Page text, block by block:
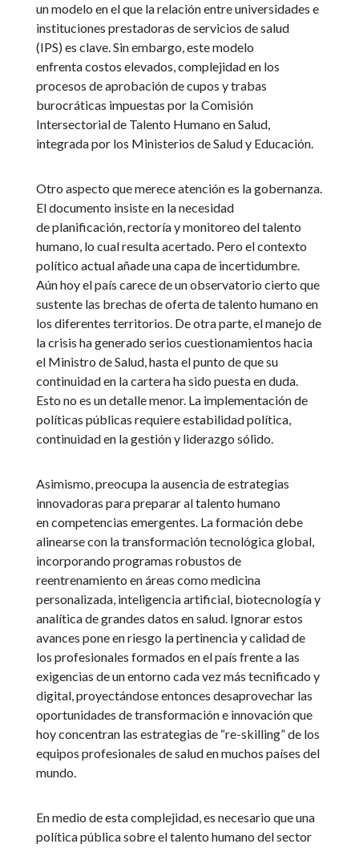
un modelo en el que la relación entre universidades e
instituciones prestadoras de servicios de salud
(IPS) es clave. Sin embargo, este modelo
enfrenta costos elevados, complejidad en los
procesos de aprobación de cupos y trabas
burocráticas impuestas por la Comisión
Intersectorial de Talento Humano en Salud,
integrada por los Ministerios de Salud y Educación.
Otro aspecto que merece atención es la gobernanza.
El documento insiste en la necesidad
de planificación, rectoría y monitoreo del talento
humano, lo cual resulta acertado. Pero el contexto
político actual añade una capa de incertidumbre.
Aún hoy el país carece de un observatorio cierto que
sustente las brechas de oferta de talento humano en
los diferentes territorios. De otra parte, el manejo de
la crisis ha generado serios cuestionamientos hacia
el Ministro de Salud, hasta el punto de que su
continuidad en la cartera ha sido puesta en duda.
Esto no es un detalle menor. La implementación de
políticas públicas requiere estabilidad política,
continuidad en la gestión y liderazgo sólido.
Asimismo, preocupa la ausencia de estrategias
innovadoras para preparar al talento humano
en competencias emergentes. La formación debe
alinearse con la transformación tecnológica global,
incorporando programas robustos de
reentrenamiento en áreas como medicina
personalizada, inteligencia artificial, biotecnología y
analítica de grandes datos en salud. Ignorar estos
avances pone en riesgo la pertinencia y calidad de
los profesionales formados en el país frente a las
exigencias de un entorno cada vez más tecnificado y
digital, proyectándose entonces desaprovechar las
oportunidades de transformación e innovación que
hoy concentran las estrategias de “re-skilling” de los
equipos profesionales de salud en muchos países del
mundo.
En medio de esta complejidad, es necesario que una
política pública sobre el talento humano del sector